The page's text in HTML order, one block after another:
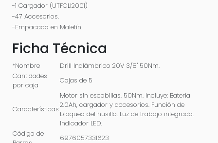
-1 Cargador (UTFCLI2001)
-47 Accesorios.
-Empacado en Maletín.
Ficha Técnica
*Nombre
Drill Inalámbrico 20V 3/8'' 50Nm.
Cantidades
por caja
Cajas de 5
Características
Motor sin escobillas. 50Nm. Incluye: Batería
2.0Ah, cargador y accesorios. Función de
bloqueo del husillo. Luz de trabajo integrada.
Indicador LED.
Código de
6976057331623